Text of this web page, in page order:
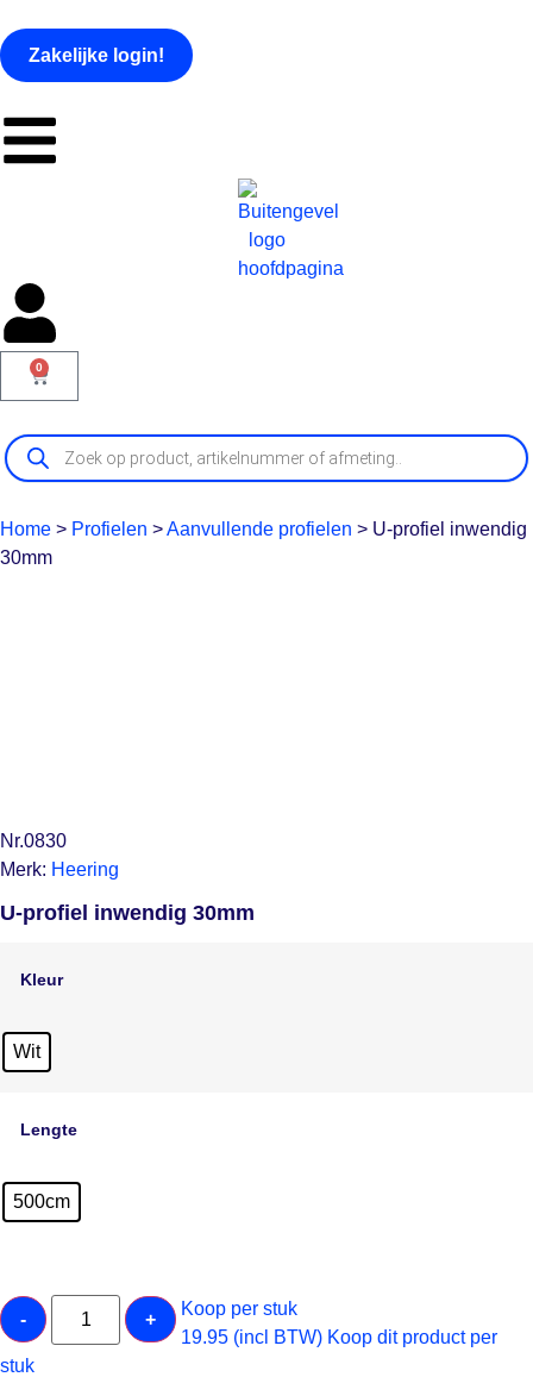
Zakelijke login!
0
Home > Profielen >Aanvullende profielen > U-profiel inwendig
30mm
Nr.0830
Merk: Heering
U-profiel inwendig 30mm
Kleur
Wit
Lengte
500cm
- +
Koop per stuk
19.95 (incl BTW) Koop dit product per
stuk